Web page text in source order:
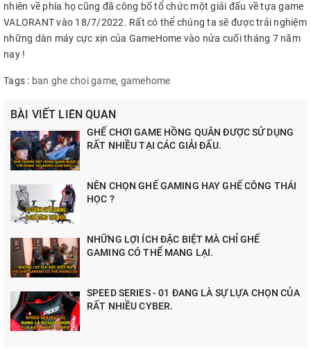
nhiên về phía họ cũng đã công bố tổ chức một giải đấu về tựa game
VALORANT vào 18/7/2022. Rất có thể chúng ta sẽ được trải nghiệm
những dàn máy cực xịn của GameHome vào nửa cuối tháng 7 năm
nay !
Tags : ban ghe choi game, gamehome
BÀI VIẾT LIÊN QUAN
GHẾ CHƠI GAME HỒNG QUÂN ĐƯỢC SỬ DỤNG
RẤT NHIỀU TẠI CÁC GIẢI ĐẤU.
NÊN CHỌN GHẾ GAMING HAY GHẾ CÔNG THÁI
HỌC ?
NHỮNG LỢI ÍCH ĐẶC BIỆT MÀ CHỈ GHẾ
GAMING CÓ THỂ MANG LẠI.
SPEED SERIES - 01 ĐANG LÀ SỰ LỰA CHỌN CỦA
RẤT NHIỀU CYBER.